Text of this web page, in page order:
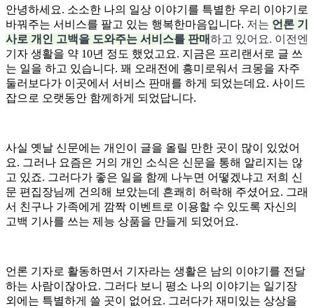
안녕하세요. 소소한 나의 일상 이야기를 특별한 우리 이야기로
바꿔주는 서비스를 팔고 있는 행복한마음입니다. 저는 언론 기
사로 개인 고백을 도와주는 서비스를 판매하고 있어요. 이전엔
기자 생활을 약 10년 정도 했었고요. 지금은 프리랜서로 글 쓰
는 일을 하고 있습니다. 꽤 오래전에 흥미로워서 크몽을 자주
둘러보다가 이곳에서 서비스 판매를 하게 되었는데요. 사이드
잡으로 오랫동안 함께하게 되었답니다.
사실 옛날 신문에는 개인이 글을 올릴 만한 곳이 많이 있었어
요. 그러나 요즘은 거의 개인 소식은 신문을 통해 알리지는 않
고 있죠. 그러다가 좋은 일을 함께 나누면 어떻겠냐고 저희 신
문 편집장님께 건의해 보았는데 흔쾌히 허락해 주셨어요. 그래
서 친구나 가족에게 깜짝 이벤트로 이용할 수 있도록 자신의
고백 기사를 쓰는 제능 상품을 만들게 되었어요.
언론 기자로 활동하면서 기자라는 생활은 남의 이야기를 전달
하는 사람이잖아요. 그러다 보니 평소 나의 이야기는 일기장
외에는 특별하게 쓸 곳이 없어요. 그러다가 재미있는 상상을